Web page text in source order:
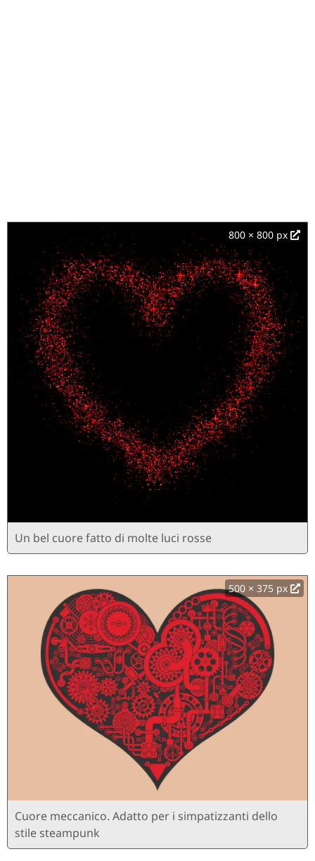
800 × 800 px
Un bel cuore fatto di molte luci rosse
500 × 375 px
Cuore meccanico. Adatto per i simpatizzanti dello
stile steampunk